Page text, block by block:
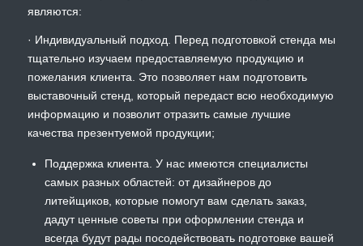
являются:
· Индивидуальный подход. Перед подготовкой стенда мы
тщательно изучаем предоставляемую продукцию и
пожелания клиента. Это позволяет нам подготовить
выставочный стенд, который передаст всю необходимую
информацию и позволит отразить самые лучшие
качества презентуемой продукции;
Поддержка клиента. У нас имеются специалисты
самых разных областей: от дизайнеров до
литейщиков, которые помогут вам сделать заказ,
дадут ценные советы при оформлении стенда и
всегда будут рады посодействовать подготовке вашей